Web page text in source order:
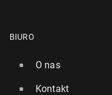
BIURO
O nas
Kontakt